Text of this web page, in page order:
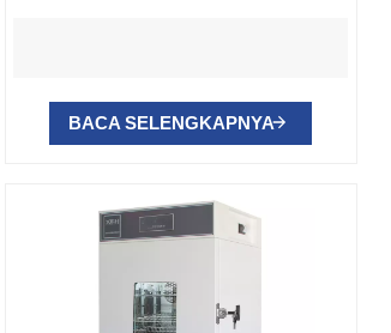
BACA SELENGKAPNYA